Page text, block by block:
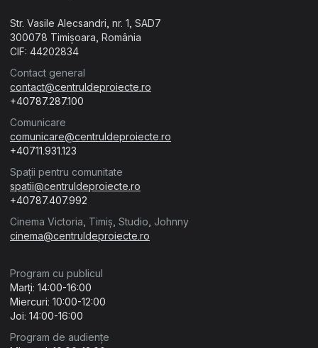
Str. Vasile Alecsandri, nr. 1, SAD7
300078 Timișoara, România
CIF: 44202834
Contact general
contact@centruldeproiecte.ro
+40787.287.100
Comunicare
comunicare@centruldeproiecte.ro
+40711.931.123
Spații pentru comunitate
spatii@centruldeproiecte.ro
+40787.407.992
Cinema Victoria, Timiș, Studio, Johnny
cinema@centruldeproiecte.ro
Program cu publicul
Marți: 14:00-16:00
Miercuri: 10:00-12:00
Joi: 14:00-16:00
Program de audiențe